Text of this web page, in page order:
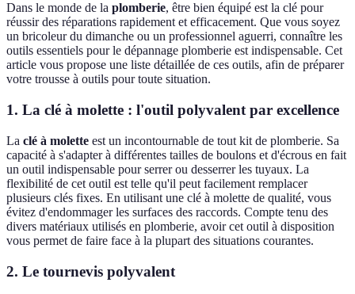
Dans le monde de la plomberie, être bien équipé est la clé pour
réussir des réparations rapidement et efficacement. Que vous soyez
un bricoleur du dimanche ou un professionnel aguerri, connaître les
outils essentiels pour le dépannage plomberie est indispensable. Cet
article vous propose une liste détaillée de ces outils, afin de préparer
votre trousse à outils pour toute situation.
1. La clé à molette : l'outil polyvalent par excellence
La clé à molette est un incontournable de tout kit de plomberie. Sa
capacité à s'adapter à différentes tailles de boulons et d'écrous en fait
un outil indispensable pour serrer ou desserrer les tuyaux. La
flexibilité de cet outil est telle qu'il peut facilement remplacer
plusieurs clés fixes. En utilisant une clé à molette de qualité, vous
évitez d'endommager les surfaces des raccords. Compte tenu des
divers matériaux utilisés en plomberie, avoir cet outil à disposition
vous permet de faire face à la plupart des situations courantes.
2. Le tournevis polyvalent